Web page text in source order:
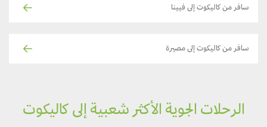
سافر من كاليكوت إلى فيينا
سافر من كاليكوت إلى مصيرة
الرحلات الجوية الأكثر شعبية إلى كاليكوت